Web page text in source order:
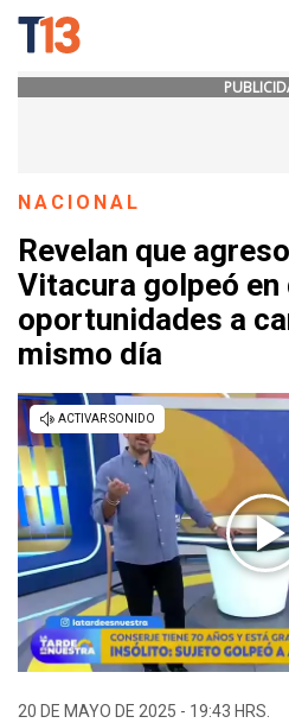
NACIONAL
Revelan que
Vitacura golpeó en
oportunidades a
mismo día
20 DE MAYO DE 2025 - 19:43 HRS.